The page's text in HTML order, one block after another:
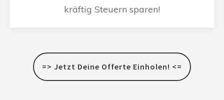
kräftig Steuern sparen!
=> Jetzt Deine Offerte Einholen! <=